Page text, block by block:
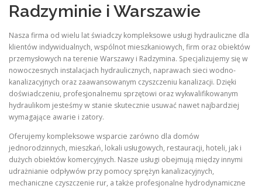
Radzyminie i Warszawie
Nasza firma od wielu lat świadczy kompleksowe usługi hydrauliczne dla
klientów indywidualnych, wspólnot mieszkaniowych, firm oraz obiektów
przemysłowych na terenie Warszawy i Radzymina. Specjalizujemy się w
nowoczesnych instalacjach hydraulicznych, naprawach sieci wodno-
kanalizacyjnych oraz zaawansowanym czyszczeniu kanalizacji. Dzięki
doświadczeniu, profesjonalnemu sprzętowi oraz wykwalifikowanym
hydraulikom jesteśmy w stanie skutecznie usuwać nawet najbardziej
wymagające awarie i zatory.
Oferujemy kompleksowe wsparcie zarówno dla domów
jednorodzinnych, mieszkań, lokali usługowych, restauracji, hoteli, jak i
dużych obiektów komercyjnych. Nasze usługi obejmują między innymi
udrażnianie odpływów przy pomocy sprężyn kanalizacyjnych,
mechaniczne czyszczenie rur, a także profesjonalne hydrodynamiczne